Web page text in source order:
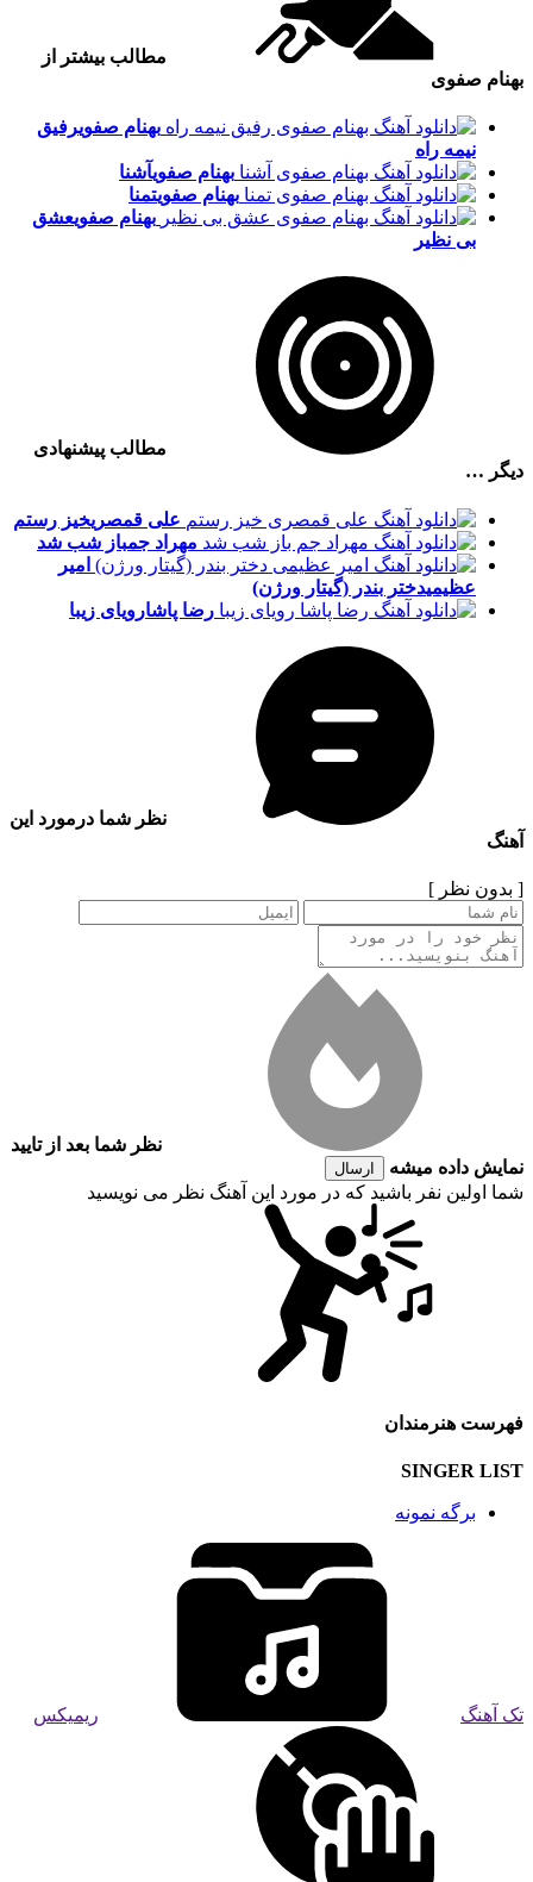
مطالب بیشتر از
بهنام صفوی
بهنام صفویرفیق
نیمه راه
بهنام صفویآشنا
بهنام صفویتمنا
بهنام صفویعشق
بی نظیر
مطالب پیشنهادی
دیگر …
علی قمصریخیز رستم
مهراد جمباز شب شد
امیر
عظیمیدختر بندر (گیتار ورژن)
رضا پاشارویای زیبا
نظر شما درمورد این
آهنگ
[ بدون نظر ]
نظر شما بعد از تایید
نمایش داده میشه
ارسال
شما اولین نفر باشید که در مورد این آهنگ نظر می نویسید
فهرست هنرمندان
SINGER LIST
برگه نمونه
تک آهنگ ریمیکس